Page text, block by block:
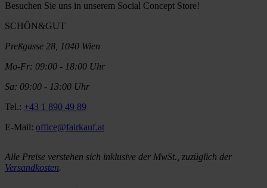
Besuchen Sie uns in unserem Social Concept Store!
SCHÖN&GUT
Preßgasse 28, 1040 Wien
Mo-Fr: 09:00 - 18:00 Uhr
Sa: 09:00 - 13:00 Uhr
Tel.: +43 1 890 49 89
E-Mail: office@fairkauf.at
Alle Preise verstehen sich inklusive der MwSt., zuzüglich der
Versandkosten.